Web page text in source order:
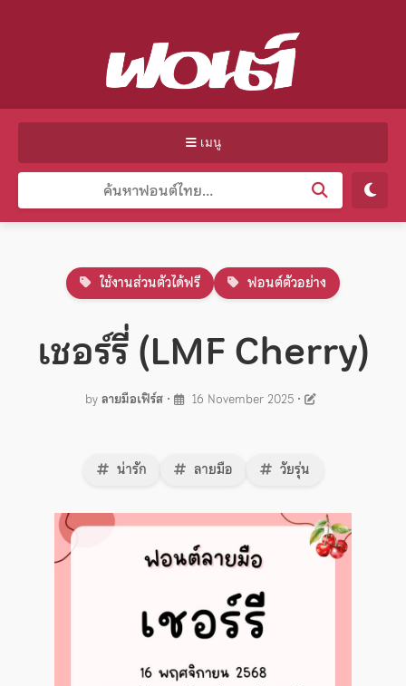
เมนู
ใช้งานส่วนตัวได้ฟรี ฟอนต์ตัวอย่าง
เชอร์รี่ (LMF Cherry)
byลายมือเฟิร์ส • 16 November 2025 •
น่ารัก ลายมือ วัยรุ่น